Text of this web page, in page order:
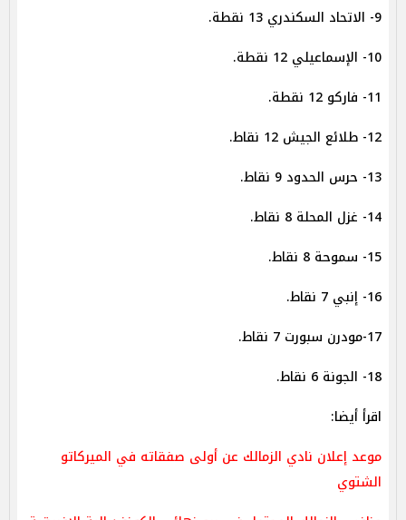
9- الاتحاد السكندري 13 نقطة.
10- الإسماعيلي 12 نقطة.
11- فاركو 12 نقطة.
12- طلائع الجيش 12 نقاط.
13- حرس الحدود 9 نقاط.
14- غزل المحلة 8 نقاط.
15- سموحة 8 نقاط.
16- إنبي 7 نقاط.
17-مودرن سبورت 7 نقاط.
18- الجونة 6 نقاط.
اقرأ أيضا:
موعد إعلان نادي الزمالك عن أولى صفقاته في الميركاتو
الشتوي